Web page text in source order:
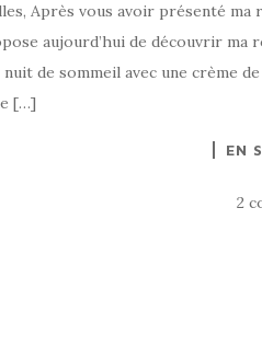
Après vous avoir présenté
aujourd’hui de découvrir ma
nuit de sommeil avec une crème
[…]
EN
2